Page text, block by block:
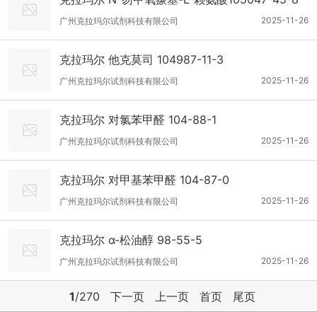
2025-11-26
广州克拉玛尔试剂科技有限公司
克拉玛尔 他克莫司 104987-11-3
2025-11-26
广州克拉玛尔试剂科技有限公司
克拉玛尔 对氯苯甲醛 104-88-1
2025-11-26
广州克拉玛尔试剂科技有限公司
克拉玛尔 对甲基苯甲醛 104-87-0
2025-11-26
广州克拉玛尔试剂科技有限公司
克拉玛尔 α-松油醇 98-55-5
2025-11-26
广州克拉玛尔试剂科技有限公司
1/270 下一页 上一页 首页 尾页